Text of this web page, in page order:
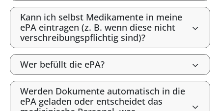
Kann ich selbst Medikamente in meine
ePA eintragen (z. B. wenn diese nicht
verschreibungspflichtig sind)?
Wer befüllt die ePA?
Werden Dokumente automatisch in die
ePA geladen oder entscheidet das